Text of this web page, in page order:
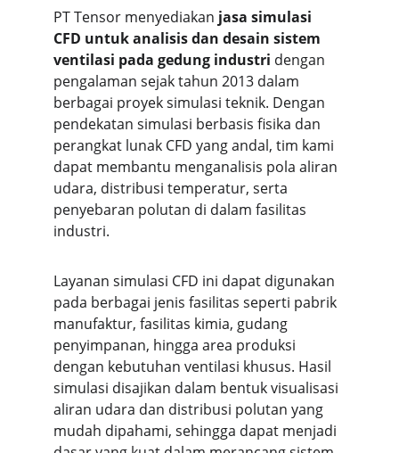
PT Tensor menyediakan jasa simulasi
CFD untuk analisis dan desain sistem
ventilasi pada gedung industri dengan
pengalaman sejak tahun 2013 dalam
berbagai proyek simulasi teknik. Dengan
pendekatan simulasi berbasis fisika dan
perangkat lunak CFD yang andal, tim kami
dapat membantu menganalisis pola aliran
udara, distribusi temperatur, serta
penyebaran polutan di dalam fasilitas
industri.
Layanan simulasi CFD ini dapat digunakan
pada berbagai jenis fasilitas seperti pabrik
manufaktur, fasilitas kimia, gudang
penyimpanan, hingga area produksi
dengan kebutuhan ventilasi khusus. Hasil
simulasi disajikan dalam bentuk visualisasi
aliran udara dan distribusi polutan yang
mudah dipahami, sehingga dapat menjadi